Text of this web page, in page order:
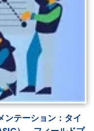
ンテーション：タイ